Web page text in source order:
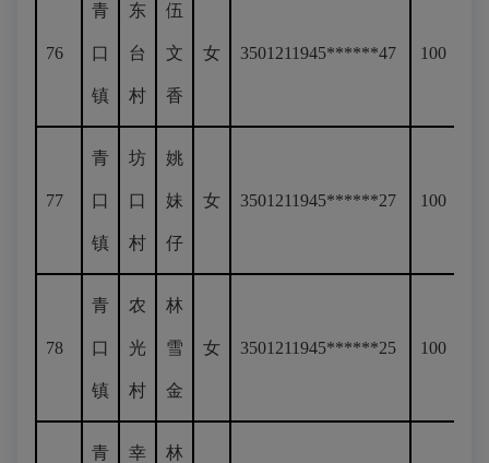
76
青
口
镇
东
台
村
伍
文
香
女 3501211945******47 100
77
青
口
镇
坊
口
村
姚
妹
仔
女 3501211945******27 100
78
青
口
镇
农
光
村
林
雪
金
女 3501211945******25 100
青 幸 林